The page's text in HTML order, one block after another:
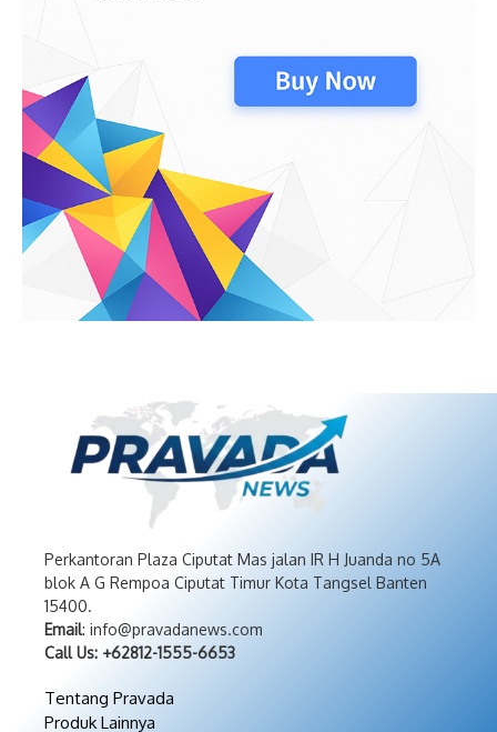
Perkantoran Plaza Ciputat Mas jalan IR H Juanda no 5A
blok A G Rempoa Ciputat Timur Kota Tangsel Banten
15400.
Email: info@pravadanews.com
Call Us: +62812-1555-6653
Tentang Pravada
Produk Lainnya